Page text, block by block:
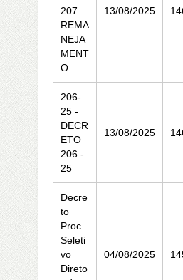
207
REMA
NEJA
MENT
O
13/08/2025
206-
25 -
DECR
ETO
206 -
25
13/08/2025
Decre
to
Proc.
Seleti
vo
Direto
04/08/2025